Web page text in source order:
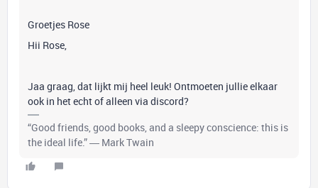
Groetjes Rose
Hii Rose,
Jaa graag, dat lijkt mij heel leuk! Ontmoeten jullie elkaar
ook in het echt of alleen via discord?
“Good friends, good books, and a sleepy conscience: this is
the ideal life.” ― Mark Twain